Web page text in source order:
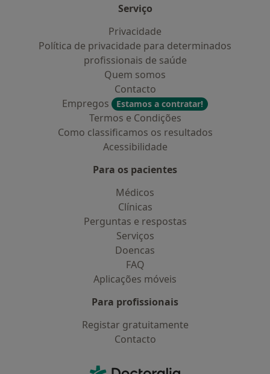
Serviço
Privacidade
Política de privacidade para determinados
profissionais de saúde
Quem somos
Contacto
Empregos
Estamos a contratar!
Termos e Condições
Como classificamos os resultados
Acessibilidade
Para os pacientes
Médicos
Clínicas
Perguntas e respostas
Serviços
Doencas
FAQ
Aplicações móveis
Para profissionais
Registar gratuitamente
Contacto
Doctoralia - Homepage